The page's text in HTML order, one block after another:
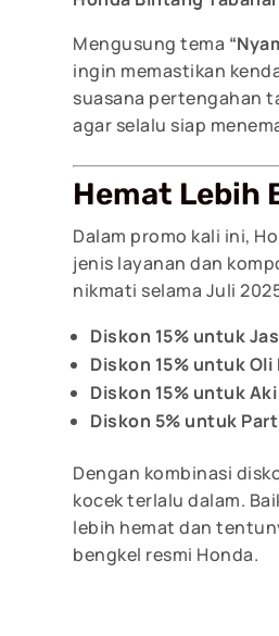
Mengusung tema
ingin memastikan
suasana pertengahan
agar selalu siap
Hemat Lebih
Dalam promo kali ini,
jenis layanan dan
nikmati selama Juli
Diskon 15% untuk
Diskon 15% untuk Oli
Diskon 15% untuk Aki
Diskon 5% untuk Part
Dengan kombinasi
kocek terlalu dalam.
lebih hemat dan
bengkel resmi Honda.